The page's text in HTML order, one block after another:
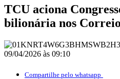
TCU aciona
bilionária nos
09/04/2026 às 09:10
Compartilhe pelo whatsapp